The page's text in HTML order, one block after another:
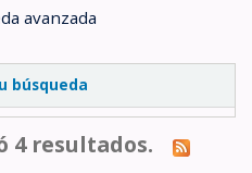
avanzada
búsqueda
4 resultados.